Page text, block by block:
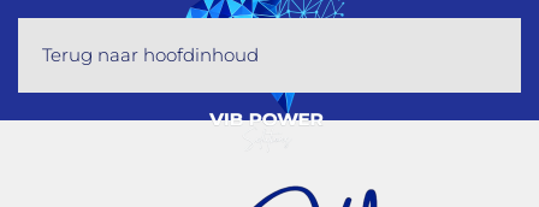
Terug naar hoofdinhoud